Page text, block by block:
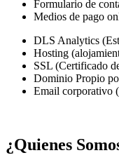
Formulario de
Medios de pago
DLS Analytics
Hosting
SSL (Certificado
Dominio Propio
Email corporativo
¿Quienes